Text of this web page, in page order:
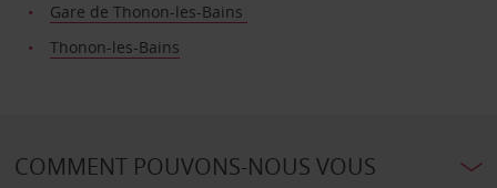
Gare de Thonon-les-Bains
Thonon-les-Bains
COMMENT POUVONS-NOUS VOUS